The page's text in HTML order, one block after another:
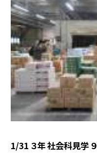
1/31 ３年 社会科見学 ９